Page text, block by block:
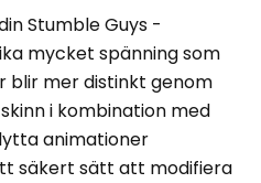
Stumble Guys -
mycket spänning som
blir mer distinkt genom
i kombination med
animationer
säkert sätt att modifiera